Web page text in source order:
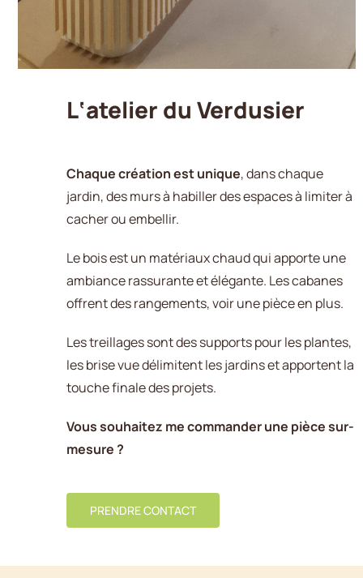
L‘atelier du Verdusier
Chaque création est unique, dans chaque
jardin, des murs à habiller des espaces à limiter à
cacher ou embellir.
Le bois est un matériaux chaud qui apporte une
ambiance rassurante et élégante. Les cabanes
offrent des rangements, voir une pièce en plus.
Les treillages sont des supports pour les plantes,
les brise vue délimitent les jardins et apportent la
touche finale des projets.
Vous souhaitez me commander une pièce sur-
mesure ?
PRENDRE CONTACT